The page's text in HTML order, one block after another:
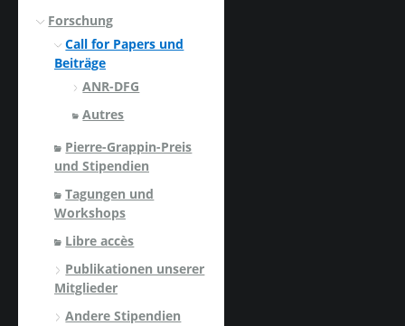
Forschung
Call for Papers und
Beiträge
ANR-DFG
Autres
Pierre-Grappin-Preis
und Stipendien
Tagungen und
Workshops
Libre accès
Publikationen unserer
Mitglieder
Andere Stipendien